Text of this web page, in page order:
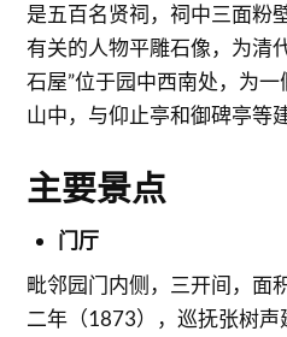
是五百名贤祠，祠中三面粉
有关的人物平雕石像，为清
石屋”位于园中西南处，为一
山中，与仰止亭和御碑亭等
主要景点
门厅
毗邻园门内侧，三开间，面
二年（1873），巡抚张树